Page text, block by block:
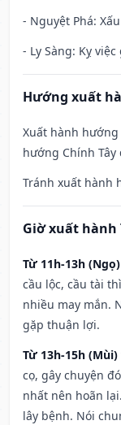
- Nguyệt Phá:
- Ly Sàng: Kỵ
Hướng xuất
Xuất hành
hướng Chính Tây
Tránh xuất hành
Giờ xuất hành
Từ 11h-13h
cầu lộc, cầu tài
nhiều may mắn.
gặp thuận lợi.
Từ 13h-15h
cọ, gây chuyện
nhất nên hoãn
lây bệnh. Nói